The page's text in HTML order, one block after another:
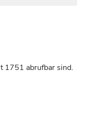
1751 abrufbar sind.